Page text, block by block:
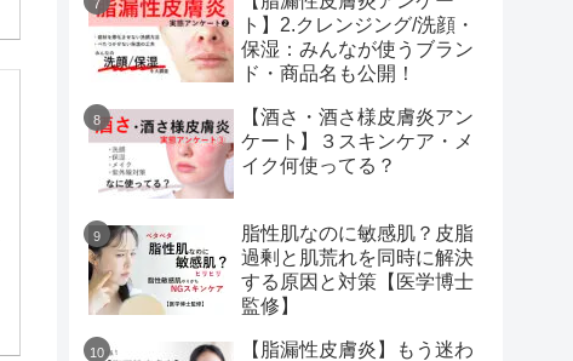
ト】2.クレンジング/洗顔・
保湿：みんなが使うブラン
ド・商品名も公開！
【酒さ・酒さ様皮膚炎アン
ケート】３スキンケア・メ
イク何使ってる？
脂性肌なのに敏感肌？皮脂
過剰と肌荒れを同時に解決
する原因と対策【医学博士
監修】
【脂漏性皮膚炎】もう迷わ